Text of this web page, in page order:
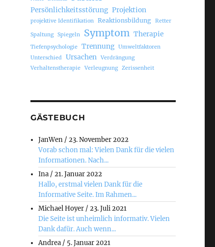
Persönlichkeitsstörung Projektion
projektive Identifikation Reaktionsbildung Retter
Spaltung Spiegeln Symptom Therapie
Tiefenpsychologie Trennung
Umweltfaktoren
Unterschied
Ursachen
Verdrängung
Verhaltenstherapie
Verleugnung Zerissenheit
GÄSTEBUCH
JanWen /23. November 2022
Vorab schon mal: Vielen Dank für die vielen
Informationen. Nach...
Ina /21. Januar 2022
Hallo, erstmal vielen Dank für die
Informative Seite. Im Rahmen...
Michael Hoyer /23. Juli 2021
Die Seite ist unheimlich informativ. Vielen
Dank dafür. Auch wenn...
Andrea / 5. Januar 2021